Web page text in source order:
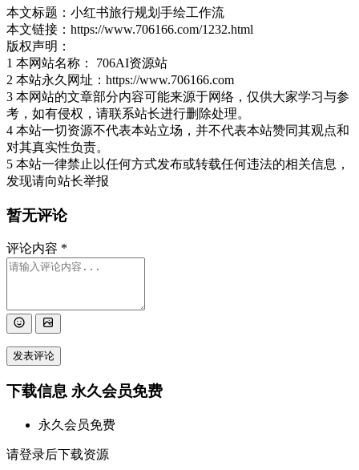
本文标题：小红书旅行规划手绘工作流
本文链接：https://www.706166.com/1232.html
版权声明：
1 本网站名称： 706AI资源站
2 本站永久网址：https://www.706166.com
3 本网站的文章部分内容可能来源于网络，仅供大家学习与参
考，如有侵权，请联系站长进行删除处理。
4 本站一切资源不代表本站立场，并不代表本站赞同其观点和
对其真实性负责。
5 本站一律禁止以任何方式发布或转载任何违法的相关信息，
发现请向站长举报
暂无评论
评论内容 *
发表评论
下载信息 永久会员免费
永久会员免费
请登录后下载资源